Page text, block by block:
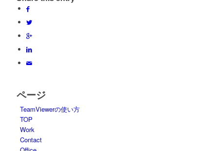
ページ
TeamViewerの使い方
TOP
Work
Contact